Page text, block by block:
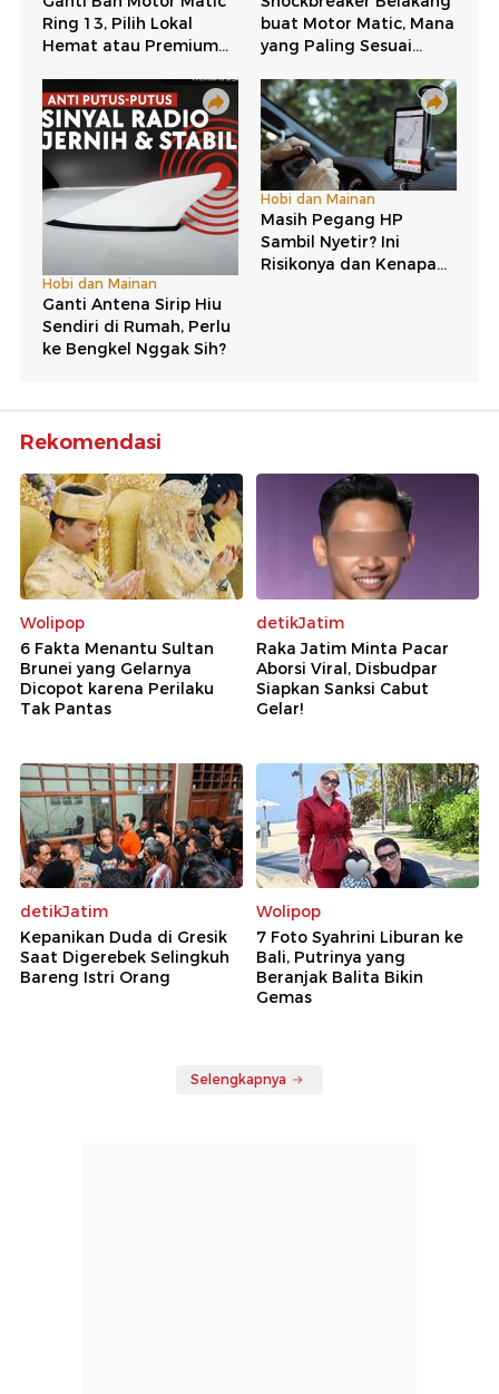
Rekomendasi
Wolipop
6 Fakta Menantu Sultan
Brunei yang Gelarnya
Dicopot karena Perilaku
Tak Pantas
detikJatim
Raka Jatim Minta Pacar
Aborsi Viral, Disbudpar
Siapkan Sanksi Cabut
Gelar!
detikJatim
Kepanikan Duda di Gresik
Saat Digerebek Selingkuh
Bareng Istri Orang
Wolipop
7 Foto Syahrini Liburan ke
Bali, Putrinya yang
Beranjak Balita Bikin
Gemas
Selengkapnya